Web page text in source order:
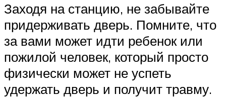
Заходя на станцию, не забывайте
придерживать дверь. Помните, что
за вами может идти ребенок или
пожилой человек, который просто
физически может не успеть
удержать дверь и получит травму.